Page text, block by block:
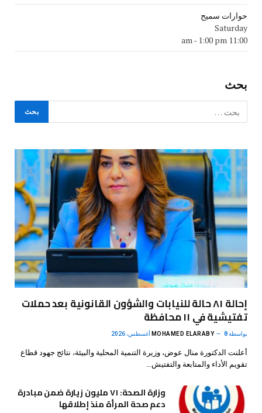
حوارات سميح
Saturday
11:00 am
- 1:00 pm
بحث
إحالة ٨١ حالة للنيابات والشؤون القانونية بعد حملات
تفتيشية في ١١ محافظة
بواسطة MOHAMED ELARABY 8 أغسطس، 2026
أعلنت الدكتورة منال عوض، وزيرة التنمية المحلية والبيئة، نتائج جهود قطاع
تقويم الأداء والمتابعة والتفتيش…
وزارة الصحة: ٧١ مليون زيارة ضمن مبادرة
دعم صحة المرأة منذ إطلاقها